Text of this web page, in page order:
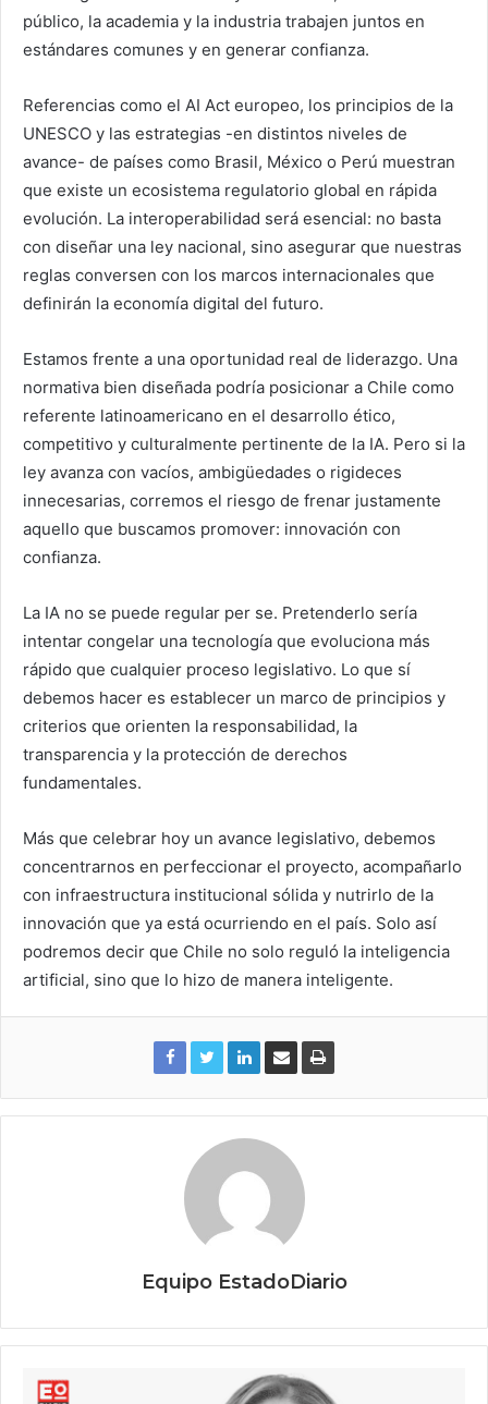
público, la academia y la industria trabajen juntos en
estándares comunes y en generar confianza.
Referencias como el AI Act europeo, los principios de la
UNESCO y las estrategias -en distintos niveles de
avance- de países como Brasil, México o Perú muestran
que existe un ecosistema regulatorio global en rápida
evolución. La interoperabilidad será esencial: no basta
con diseñar una ley nacional, sino asegurar que nuestras
reglas conversen con los marcos internacionales que
definirán la economía digital del futuro.
Estamos frente a una oportunidad real de liderazgo. Una
normativa bien diseñada podría posicionar a Chile como
referente latinoamericano en el desarrollo ético,
competitivo y culturalmente pertinente de la IA. Pero si la
ley avanza con vacíos, ambigüedades o rigideces
innecesarias, corremos el riesgo de frenar justamente
aquello que buscamos promover: innovación con
confianza.
La IA no se puede regular per se. Pretenderlo sería
intentar congelar una tecnología que evoluciona más
rápido que cualquier proceso legislativo. Lo que sí
debemos hacer es establecer un marco de principios y
criterios que orienten la responsabilidad, la
transparencia y la protección de derechos
fundamentales.
Más que celebrar hoy un avance legislativo, debemos
concentrarnos en perfeccionar el proyecto, acompañarlo
con infraestructura institucional sólida y nutrirlo de la
innovación que ya está ocurriendo en el país. Solo así
podremos decir que Chile no solo reguló la inteligencia
artificial, sino que lo hizo de manera inteligente.
Equipo EstadoDiario